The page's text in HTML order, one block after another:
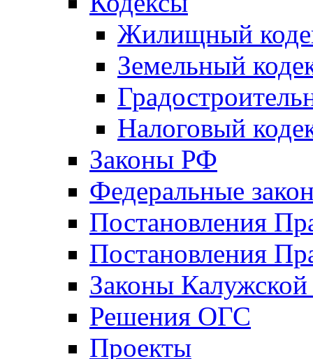
Жилищный
Земельный
Налоговый
Законы РФ
Федеральные
Постановления
Постановления
Законы Калужской
Решения ОГС
Проекты